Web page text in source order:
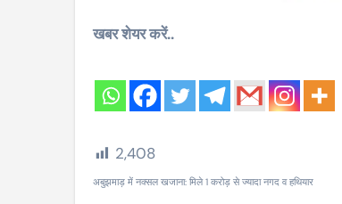
खबर शेयर करें..
2,408
अबुझमाड़ में नक्सल खजाना: मिले 1 करोड़ से ज्यादा नगद व हथियार